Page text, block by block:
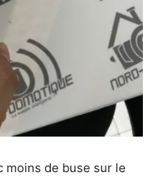
moins de buse sur le